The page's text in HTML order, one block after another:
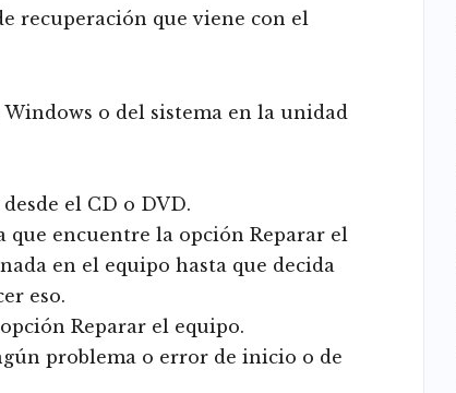
recuperación que viene con el
o del sistema en la unidad
el CD o DVD.
que encuentre la opción Reparar el
en el equipo hasta que decida
eso.
Reparar el equipo.
problema o error de inicio o de